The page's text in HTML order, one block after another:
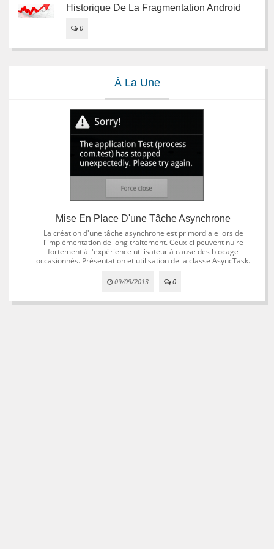
Historique De La Fragmentation Android
0
À La Une
Mise En Place D'une Tâche Asynchrone
La création d'une tâche asynchrone est primordiale lors de
l'implémentation de long traitement. Ceux-ci peuvent nuire
fortement à l'expérience utilisateur à cause des blocage
occasionnés. Présentation et utilisation de la classe AsyncTask.
09/09/2013 0